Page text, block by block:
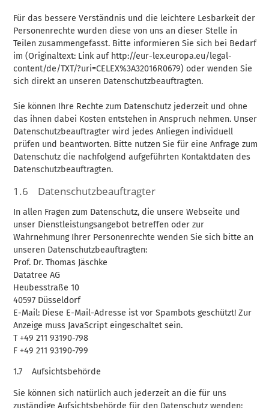
Für das bessere Verständnis und die leichtere Lesbarkeit der
Personenrechte wurden diese von uns an dieser Stelle in
Teilen zusammengefasst. Bitte informieren Sie sich bei Bedarf
im (Originaltext: Link auf http://eur-lex.europa.eu/legal-
content/de/TXT/?uri=CELEX%3A32016R0679) oder wenden Sie
sich direkt an unseren Datenschutzbeauftragten.
Sie können Ihre Rechte zum Datenschutz jederzeit und ohne
das ihnen dabei Kosten entstehen in Anspruch nehmen. Unser
Datenschutzbeauftragter wird jedes Anliegen individuell
prüfen und beantworten. Bitte nutzen Sie für eine Anfrage zum
Datenschutz die nachfolgend aufgeführten Kontaktdaten des
Datenschutzbeauftragten.
1.6 Datenschutzbeauftragter
In allen Fragen zum Datenschutz, die unsere Webseite und
unser Dienstleistungsangebot betreffen oder zur
Wahrnehmung Ihrer Personenrechte wenden Sie sich bitte an
unseren Datenschutzbeauftragten:
Prof. Dr. Thomas Jäschke
Datatree AG
Heubesstraße 10
40597 Düsseldorf
E-Mail: Diese E-Mail-Adresse ist vor Spambots geschützt! Zur
Anzeige muss JavaScript eingeschaltet sein.
T +49 211 93190-798
F +49 211 93190-799
1.7 Aufsichtsbehörde
Sie können sich natürlich auch jederzeit an die für uns
zuständige Aufsichtsbehörde für den Datenschutz wenden: